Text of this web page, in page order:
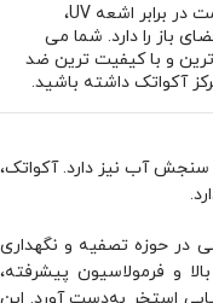
این فیلتر با مقاومت در برابر اشعه UV،
باز را دارد. شما می
ترین و با کیفیت ترین ضد
آکواتک داشته باشید.
سنجش آب نیز دارد. آکواتک،
حوزه تصفیه و نگهداری
و فرمولاسیون پیشرفته،
استخر به‌دست آورد. این